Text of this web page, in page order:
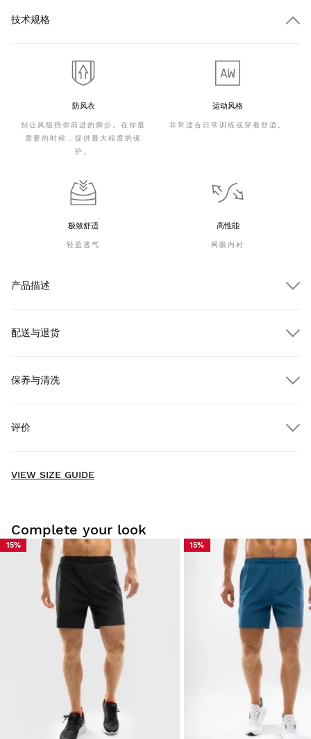
技术规格
防风衣
别让风阻挡你前进的脚步。在你最
需要的时候，提供最大程度的保
护。
运动风格
非常适合日常训练或穿着舒适。
极致舒适
轻盈透气
高性能
网眼内衬
产品描述
配送与退货
送货上门 ，满 $300.00
在家轻松试穿：自收货之日起 30 天内，您可以申请退货。
您可以轻松快速地从您的用户帐户中的订单页面退货。
退款至原支付方式 起价$9.95
保养与清洗
评价
VIEW SIZE GUIDE
Complete your look
15% 15%